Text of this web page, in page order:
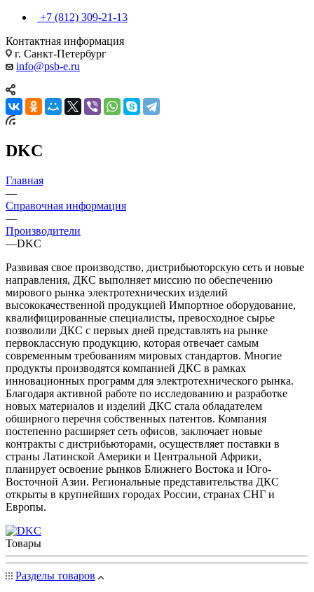
+7 (812) 309-21-13
Контактная информация
г. Санкт-Петербург
info@psb-e.ru
DKC
Главная
—
Справочная информация
—
Производители
—DKC
Развивая свое производство, дистрибьюторскую сеть и новые
направления, ДКС выполняет миссию по обеспечению
мирового рынка электротехнических изделий
высококачественной продукцией Импортное оборудование,
квалифицированные специалисты, превосходное сырье
позволили ДКС с первых дней представлять на рынке
первоклассную продукцию, которая отвечает самым
современным требованиям мировых стандартов. Многие
продукты производятся компанией ДКС в рамках
инновационных программ для электротехнического рынка.
Благодаря активной работе по исследованию и разработке
новых материалов и изделий ДКС стала обладателем
обширного перечня собственных патентов. Компания
постепенно расширяет сеть офисов, заключает новые
контракты с дистрибьюторами, осуществляет поставки в
страны Латинской Америки и Центральной Африки,
планирует освоение рынков Ближнего Востока и Юго-
Восточной Азии. Региональные представительства ДКС
открыты в крупнейших городах России, странах СНГ и
Европы.
Товары
Разделы товаров